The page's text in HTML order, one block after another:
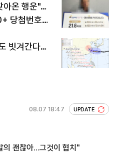
아온 행운"…
당첨번호조
빗겨간다…
08.07 18:47 UPDATE
괜찮아…그것이 협치"